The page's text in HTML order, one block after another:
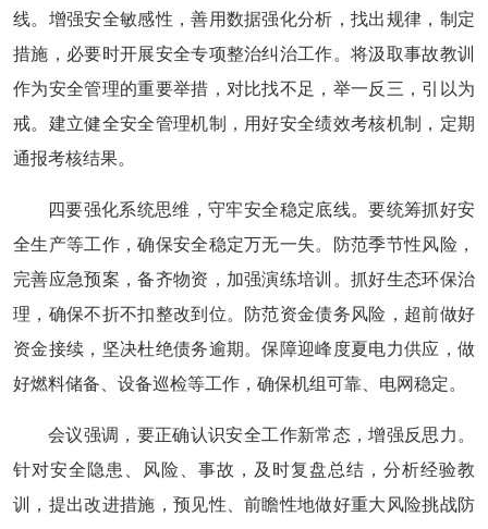
线。增强安全敏感性，善用数据强化分析，找出规律，制定
措施，必要时开展安全专项整治纠治工作。将汲取事故教训
作为安全管理的重要举措，对比找不足，举一反三，引以为
戒。建立健全安全管理机制，用好安全绩效考核机制，定期
通报考核结果。
四要强化系统思维，守牢安全稳定底线。要统筹抓好安
全生产等工作，确保安全稳定万无一失。防范季节性风险，
完善应急预案，备齐物资，加强演练培训。抓好生态环保治
理，确保不折不扣整改到位。防范资金债务风险，超前做好
资金接续，坚决杜绝债务逾期。保障迎峰度夏电力供应，做
好燃料储备、设备巡检等工作，确保机组可靠、电网稳定。
会议强调，要正确认识安全工作新常态，增强反思力。
针对安全隐患、风险、事故，及时复盘总结，分析经验教
训，提出改进措施，预见性、前瞻性地做好重大风险挑战防